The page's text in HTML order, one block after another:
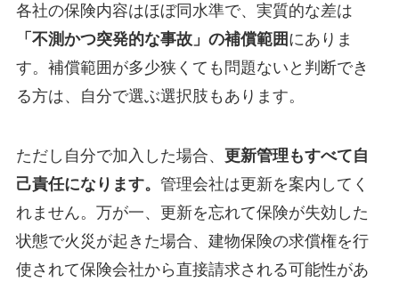
各社の保険内容はほぼ同水準で、実質的な差は
「不測かつ突発的な事故」の補償範囲 にありま
す。補償範囲が多少狭くても問題ないと判断でき
る方は、自分で選ぶ選択肢もあります。
ただし自分で加入した場合、 更新管理もすべて自
己責任になります。 管理会社は更新を案内してく
れません。万が一、更新を忘れて保険が失効した
状態で火災が起きた場合、建物保険の求償権を行
使されて保険会社から直接請求される可能性があ